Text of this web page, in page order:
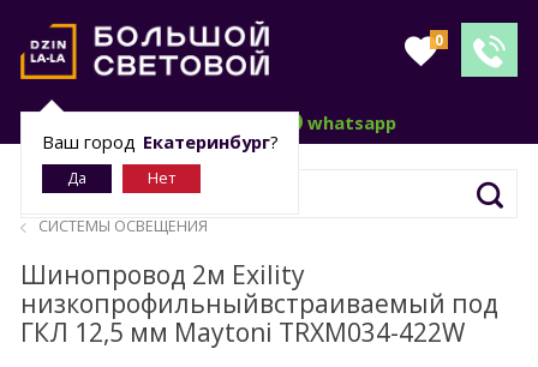
0
Ваш город Екатеринбург?
whatsapp
СИСТЕМЫ ОСВЕЩЕНИЯ
Шинопровод 2м Exility
низкопрофильныйвстраиваемый под
ГКЛ 12,5 мм Maytoni TRXM034-422W